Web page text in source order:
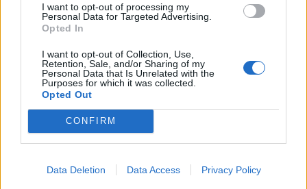
I want to opt-out of processing my
Personal Data for Targeted Advertising.
Opted In
I want to opt-out of Collection, Use,
Retention, Sale, and/or Sharing of my
Personal Data that Is Unrelated with the
Purposes for which it was collected.
Opted Out
CONFIRM
Data Deletion Data Access Privacy Policy